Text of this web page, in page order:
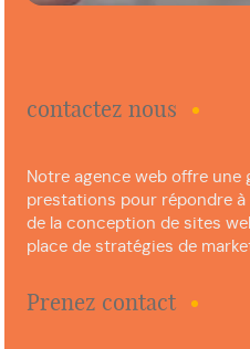
contactez nous
Notre agence web offre une
prestations pour répondre à
de la conception de sites
place de stratégies de
Prenez contact